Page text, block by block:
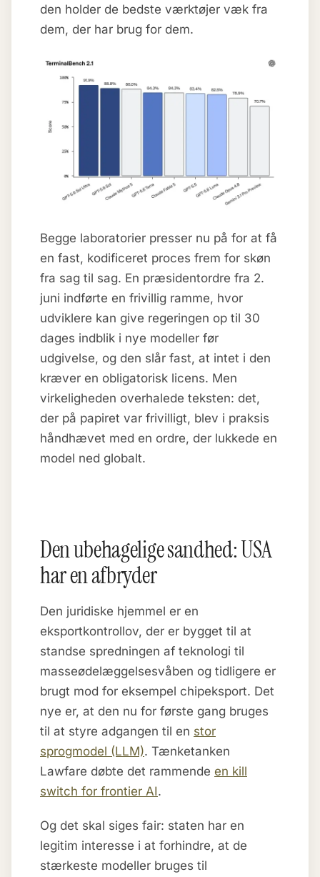
den holder de bedste værktøjer væk fra
dem, der har brug for dem.
Begge laboratorier presser nu på for at få
en fast, kodificeret proces frem for skøn
fra sag til sag. En præsidentordre fra 2.
juni indførte en frivillig ramme, hvor
udviklere kan give regeringen op til 30
dages indblik i nye modeller før
udgivelse, og den slår fast, at intet i den
kræver en obligatorisk licens. Men
virkeligheden overhalede teksten: det,
der på papiret var frivilligt, blev i praksis
håndhævet med en ordre, der lukkede en
model ned globalt.
Den ubehagelige sandhed: USA
har en afbryder
Den juridiske hjemmel er en
eksportkontrollov, der er bygget til at
standse spredningen af teknologi til
masseødelæggelsesvåben og tidligere er
brugt mod for eksempel chipeksport. Det
nye er, at den nu for første gang bruges
til at styre adgangen til en stor
sprogmodel (LLM). Tænketanken
Lawfare døbte det rammende en kill
switch for frontier AI.
Og det skal siges fair: staten har en
legitim interesse i at forhindre, at de
stærkeste modeller bruges til